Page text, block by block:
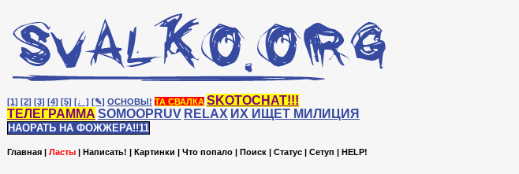
[1] [2] [3] [4] [5] [♩] [✎] ОСНОВЫ! ТА СВАЛКА SKOTOCHAT!!!
ТЕЛЕГРАММА SOMOOPRUV RELAX ИХ ИЩЕТ МИЛИЦИЯ
НАОРАТЬ НА ФОЖЖЕРА!!11
Главная | Ласты | Написать! | Картинки | Что попало | Поиск | Статус | Сетуп | HELP!